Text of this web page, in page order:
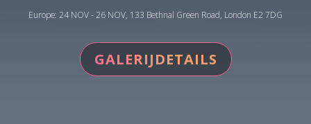
Europe: 24 NOV - 26 NOV, 133 Bethnal Green Road, London E2 7DG
GALERIJDETAILS